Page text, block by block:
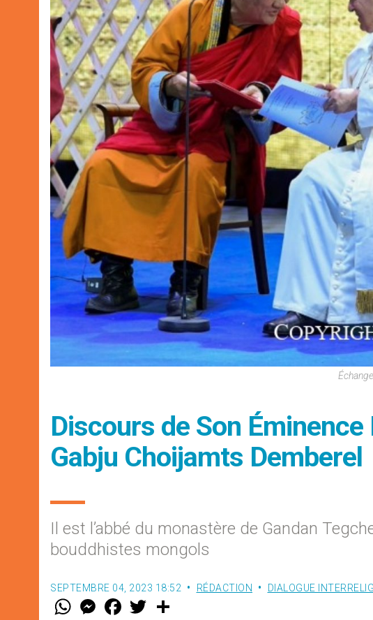
Discours de Son
Gabju Choijamts Demberel
Il est l’abbé du monastère de Gandan
bouddhistes mongols
SEPTEMBRE 04, 2023 18:52 RÉDACTION DIALOGUE
W M
e
F
a w